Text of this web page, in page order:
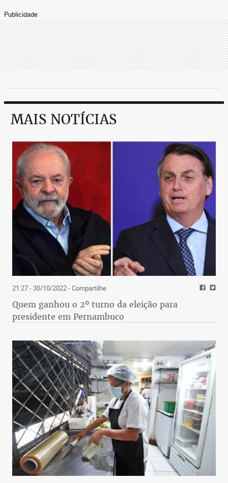
Publicidade
MAIS NOTÍCIAS
21:27 - 30/10/2022- Compartilhe
Quem ganhou o 2º turno da eleição para
presidente em Pernambuco